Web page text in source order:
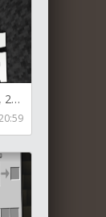
The Nofog для Майнкрафт [26.1.2, 26.1.1, 26.1]